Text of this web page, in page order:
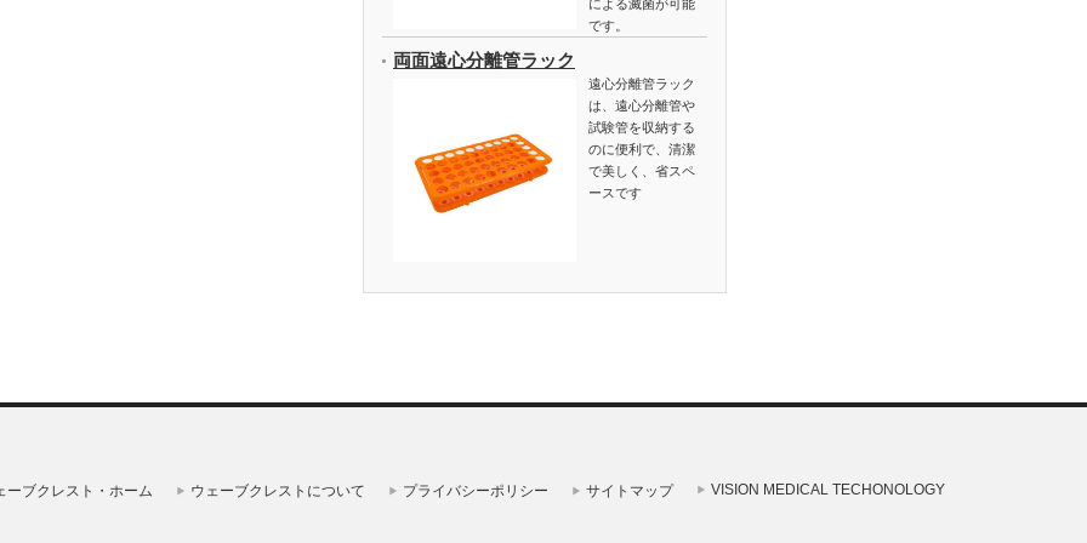
による滅菌が可能
です。
両面遠心分離管ラック
遠心分離管ラック
は、遠心分離管や
試験管を収納する
のに便利で、清潔
で美しく、省スペ
ースです
ーブクレスト・ホーム ウェーブクレストについて プライバシーポリシー サイトマップ VISION MEDICAL TECHONOLOGY